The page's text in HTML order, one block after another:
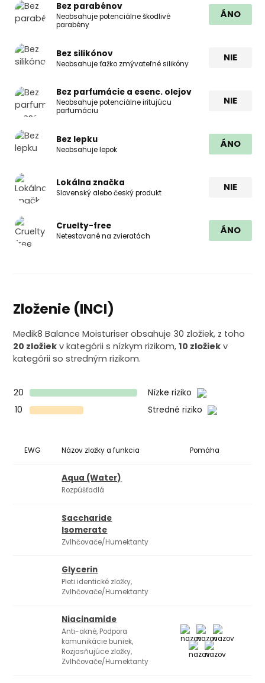
Bez parabénov
Neobsahuje potenciálne škodlivé
parabény
ÁNO
Bez silikónov
Neobsahuje ťažko zmývateľné silikóny
NIE
Bez parfumácie a esenc. olejov
Neobsahuje potenciálne iritujúcu
parfumáciu
NIE
Bez lepku
Neobsahuje lepok
ÁNO
Lokálna značka
Slovenský alebo český produkt
NIE
Cruelty-free
Netestované na zvieratách
ÁNO
Zloženie (INCI)
Medik8 Balance Moisturiser obsahuje 30 zložiek, z toho
20 zložiek v kategórii s nízkym rizikom,10 zložiek v
kategórii so stredným rizikom.
20
Nízke riziko
10
Stredné riziko
EWG Názov zložky a funkcia Pomáha
Aqua (Water)
Rozpúšťadlá
Saccharide
Isomerate
Zvlhčovače/Humektanty
Glycerin
Pleti identické zložky,
Zvlhčovače/Humektanty
Niacinamide
Anti-akné, Podpora
komunikácie buniek,
Rozjasňujúce zložky,
Zvlhčovače/Humektanty